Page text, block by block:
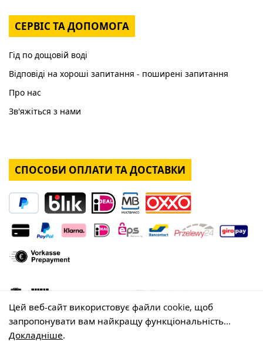
СЕРВІС ТА ДОПОМОГА
Гід по дощовій воді
Відповіді на хороші запитання - поширені запитання
Про нас
Зв'яжіться з нами
СПОСОБИ ОПЛАТИ ТА ДОСТАВКИ
Цей веб-сайт використовує файли cookie, щоб
запропонувати вам найкращу функціональність...
Докладніше.